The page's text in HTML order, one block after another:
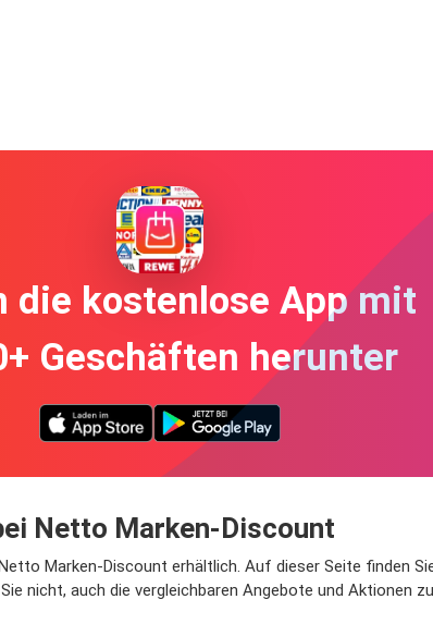
die kostenlose App mit
Geschäften herunter
Netto Marken-Discount
Marken-Discount erhältlich. Auf dieser Seite finden
nicht, auch die vergleichbaren Angebote und Aktionen